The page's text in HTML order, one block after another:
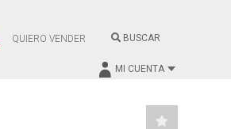
QUIERO VENDER BUSCAR
MI CUENTA